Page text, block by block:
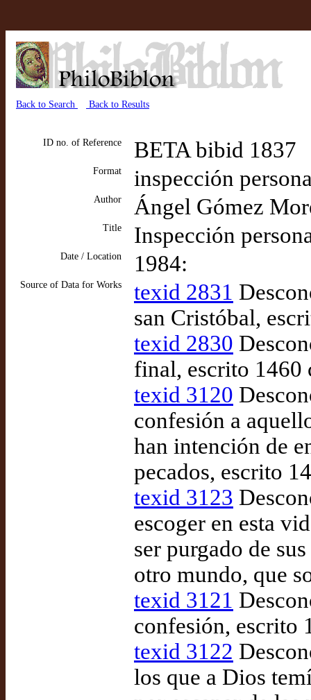
Back to Search Back to Results
ID no. of Reference BETA bibid 1837
Format inspección
Author Ángel Gómez
Title Inspección
Date / Location 1984:
Source of Data for Works texid 2831
san Cristóbal,
texid 2830
final, escrito 1460
texid 3120
confesión a
han intención de
pecados, escrito
texid 3123
escoger en esta
ser purgado de
otro mundo, que
texid 3121
confesión, escrito
texid 3122
los que a Dios